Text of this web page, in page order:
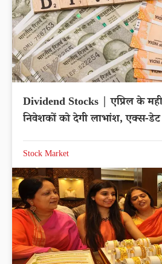
Dividend Stocks | एप्रिल के
निवेशकों को देगी लाभांश, एक्स-डेट
Stock Market